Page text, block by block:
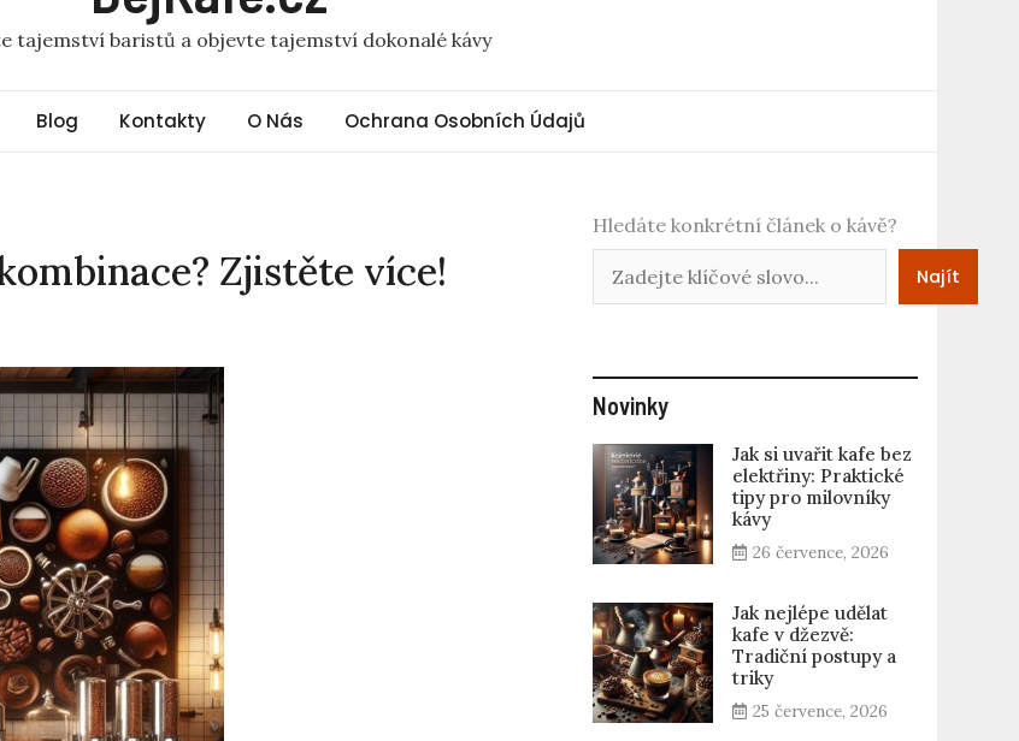
tajemství baristů a objevte tajemství dokonalé kávy
Blog Kontakty O Nás Ochrana Osobních Údajů
Zjistěte více!
Hledáte konkrétní článek o kávě?
Najít
Novinky
Jak si uvařit kafe bez
elektřiny: Praktické
tipy pro milovníky
kávy
26 července, 2026
Jak nejlépe udělat
kafe v džezvě:
Tradiční postupy a
triky
25 července, 2026